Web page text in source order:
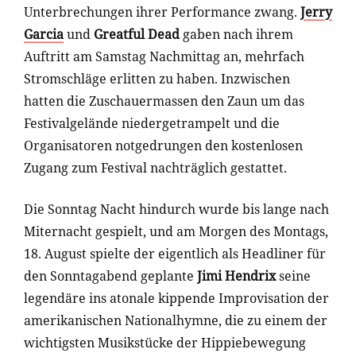
Unterbrechungen ihrer Performance zwang. Jerry
Garciaund Greatful Deadgaben nach ihrem
Auftritt am Samstag Nachmittag an, mehrfach
Stromschläge erlitten zu haben. Inzwischen
hatten die Zuschauermassen den Zaun um das
Festivalgelände niedergetrampelt und die
Organisatoren notgedrungen den kostenlosen
Zugang zum Festival nachträglich gestattet.
Die Sonntag Nacht hindurch wurde bis lange nach
Miternacht gespielt, und am Morgen des Montags,
18. August spielte der eigentlich als Headliner für
den Sonntagabend geplante Jimi Hendrixseine
legendäre ins atonale kippende Improvisation der
amerikanischen Nationalhymne, die zu einem der
wichtigsten Musikstücke der Hippiebewegung